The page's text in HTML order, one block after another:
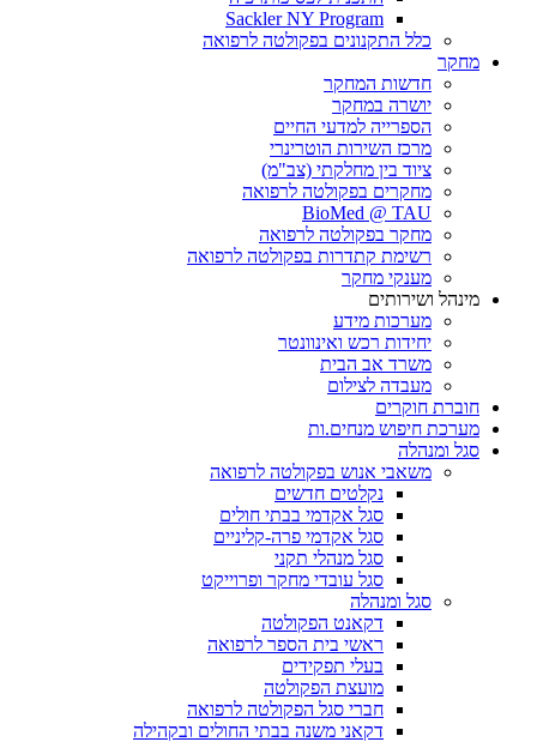
Sackler NY Program
כלל התקנונים בפקולטה לרפואה
מחקר
חדשות המחקר
יושרה במחקר
הספרייה למדעי החיים
מרכז השירות הוטרינרי
ציוד בין מחלקתי (צב"מ)
מחקרים בפקולטה לרפואה
BioMed @ TAU
מחקר בפקולטה לרפואה
רשימת קתדרות בפקולטה לרפואה
מענקי מחקר
מינהל ושירותים
מערכות מידע
יחידות רכש ואינוונטר
משרד אב הבית
מעבדה לצילום
חוברת חוקרים
מערכת חיפוש מנחים.ות
סגל ומנהלה
משאבי אנוש בפקולטה לרפואה
נקלטים חדשים
סגל אקדמי בבתי חולים
סגל אקדמי פרה-קליניים
סגל מנהלי תקני
סגל עובדי מחקר ופרוייקט
סגל ומנהלה
דקאנט הפקולטה
ראשי בית הספר לרפואה
בעלי תפקידים
מועצת הפקולטה
חברי סגל הפקולטה לרפואה
דקאני משנה בבתי החולים ובקהילה